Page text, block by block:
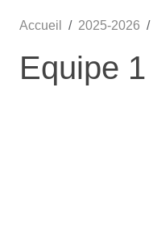
Accueil 2025-2026
Equipe